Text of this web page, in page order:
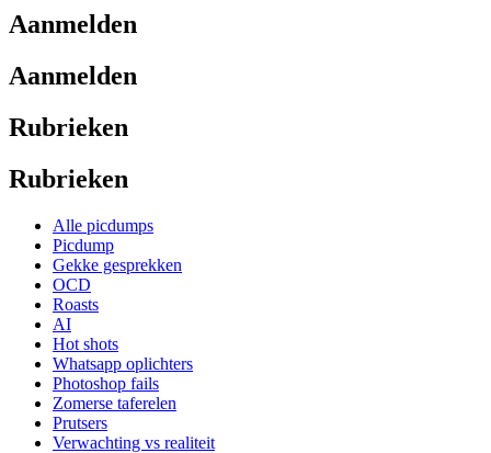
Aanmelden
Aanmelden
Rubrieken
Rubrieken
Alle picdumps
Picdump
Gekke gesprekken
OCD
Roasts
AI
Hot shots
Whatsapp oplichters
Photoshop fails
Zomerse taferelen
Prutsers
Verwachting vs realiteit